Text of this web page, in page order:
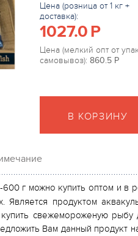
Цена (розница от 1 кг +
доставка):
1027.0P
Цена (мелкий опт от
самовывоз): 860.5 P
В КОРЗИНУ
г можно купить оптом и в
продуктом
свежемороженую рыбу
Вам данный продукт